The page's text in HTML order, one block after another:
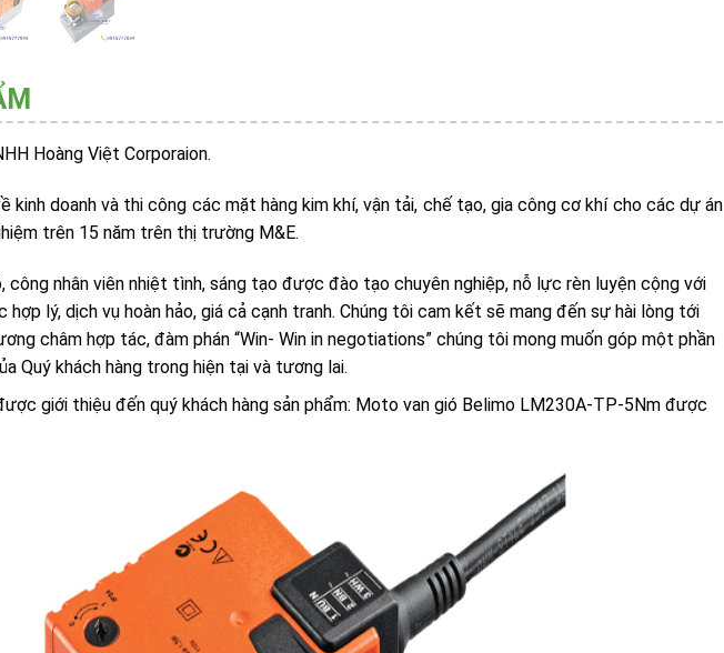
Hoàng Việt Corporaion.
kinh doanh và thi công các mặt hàng kim khí, vận tải, chế tạo, gia công cơ khí cho các dự án
trên 15 năm trên thị trường M&E.
công nhân viên nhiệt tình, sáng tạo được đào tạo chuyên nghiệp, nỗ lực rèn luyện cộng với
lý, dịch vụ hoàn hảo, giá cả cạnh tranh. Chúng tôi cam kết sẽ mang đến sự hài lòng tới
châm hợp tác, đàm phán “Win- Win in negotiations” chúng tôi mong muốn góp một phần
Quý khách hàng trong hiện tại và tương lai.
giới thiệu đến quý khách hàng sản phẩm: Moto van gió Belimo LM230A-TP-5Nm được